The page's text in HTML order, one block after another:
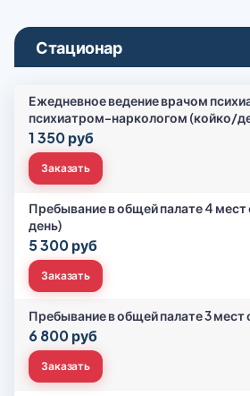
Стационар
Ежедневное ведение врачом
психиатром-наркологом (койко/
1 350 руб
Заказать
Пребывание в общей палате 4 мест
день)
5 300 руб
Заказать
Пребывание в общей палате 3 мест
6 800 руб
Заказать